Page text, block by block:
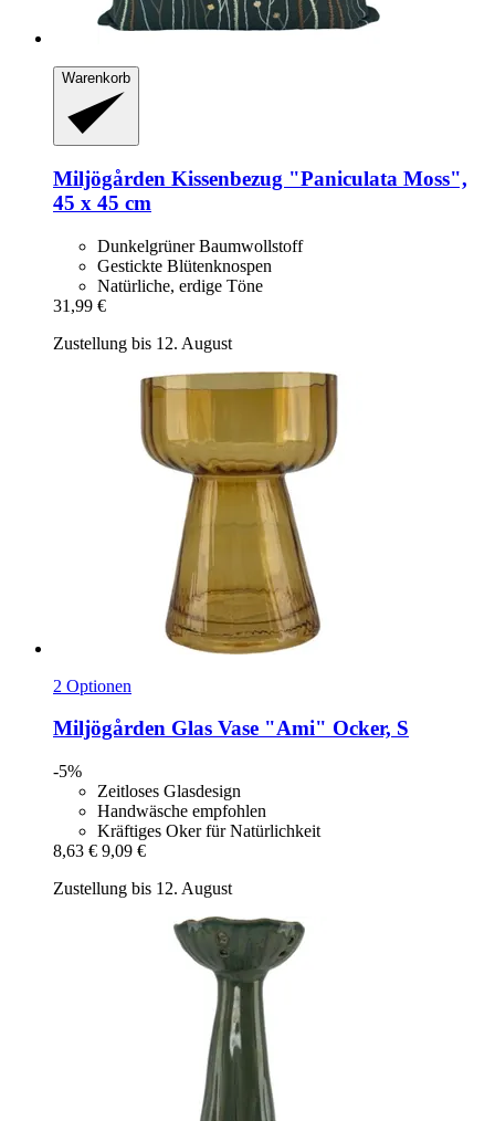
Warenkorb
Miljögården Kissenbezug "Paniculata Moss",
45 x 45 cm
Dunkelgrüner Baumwollstoff
Gestickte Blütenknospen
Natürliche, erdige Töne
31,99 €
Zustellung bis 12. August
2 Optionen
Miljögården Glas Vase "Ami" Ocker, S
-5%
Zeitloses Glasdesign
Handwäsche empfohlen
Kräftiges Oker für Natürlichkeit
8,63 € 9,09 €
Zustellung bis 12. August